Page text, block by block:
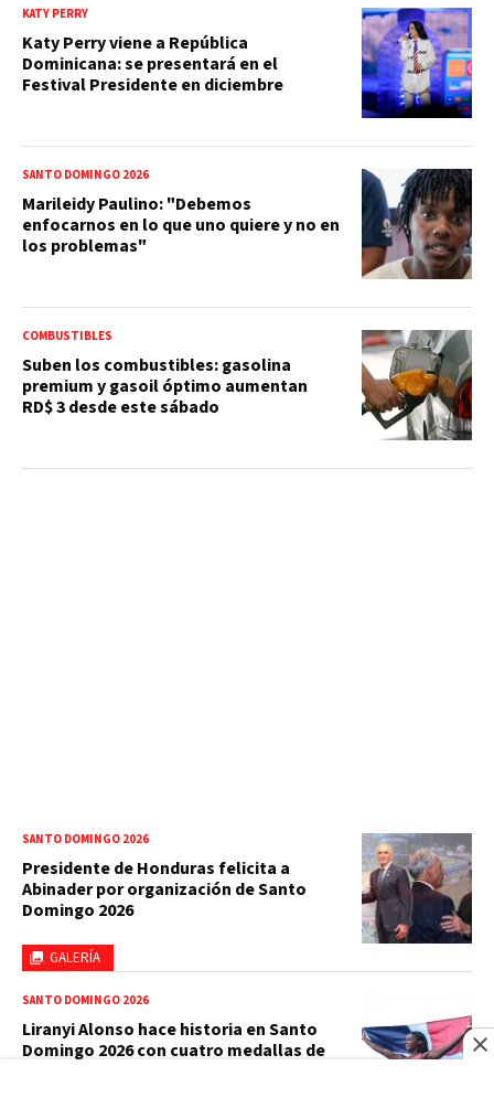
KATY PERRY
Katy Perry viene a República
Dominicana: se presentará en el
Festival Presidente en diciembre
SANTO DOMINGO 2026
Marileidy Paulino: "Debemos
enfocarnos en lo que uno quiere y no en
los problemas"
COMBUSTIBLES
Suben los combustibles: gasolina
premium y gasoil óptimo aumentan
RD$ 3 desde este sábado
GALERÍA
SANTO DOMINGO 2026
Presidente de Honduras felicita a
Abinader por organización de Santo
Domingo 2026
SANTO DOMINGO 2026
Liranyi Alonso hace historia en Santo
Domingo 2026 con cuatro medallas de